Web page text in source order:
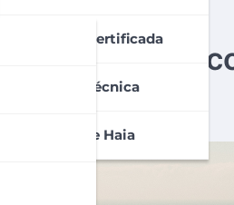
Tradução Certificada
Tradução Técnica
Apostila De Haia
Austrália: